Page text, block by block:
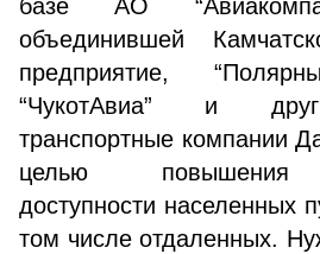
базе АО
объединившей
предприятие,
“ЧукотАвиа” и
транспортные компании
целью повышения
доступности населенных
том числе отдаленных.